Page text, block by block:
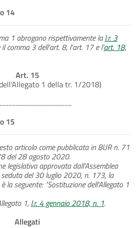
14
1 abrogano rispettivamente lal.r. 3
il comma 3 dell’art. 8, l’art. 17 e l’art. 18,
Art. 15
1 della tr. 1/2018)
15
articolo come pubblicata in BUR n. 71
del 28 agosto 2020.
legislativa approvata dall'Assemblea
del 30 luglio 2020, n. 173, la
la seguente: "Sostituzione dell'Allegato 1
1, l.r. 4 gennaio 2018, n. 1.
Allegati